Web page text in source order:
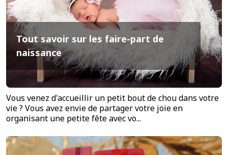
Tout savoir sur les faire-part de
naissance
Vous venez d'accueillir un petit bout de chou dans votre
vie ? Vous avez envie de partager votre joie en
organisant une petite fête avec vo...